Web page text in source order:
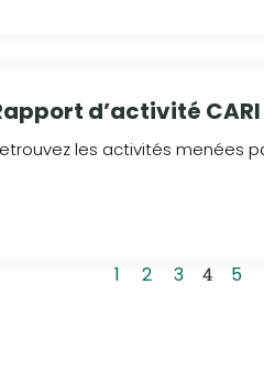
d’activité CARI
les activités menées
1 2 3 4 5